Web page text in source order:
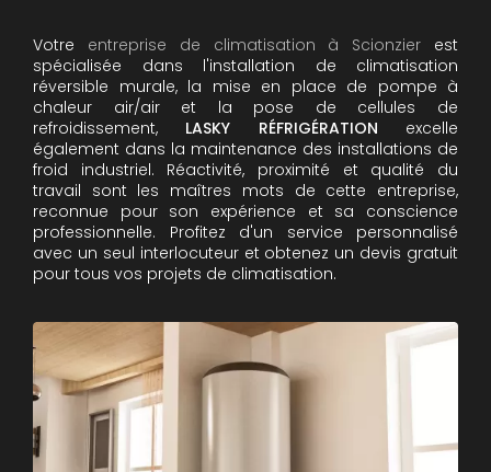
Votre entreprise de climatisation à Scionzier est
spécialisée dans l'installation de climatisation
réversible murale, la mise en place de pompe à
chaleur air/air et la pose de cellules de
refroidissement, LASKY RÉFRIGÉRATION excelle
également dans la maintenance des installations de
froid industriel. Réactivité, proximité et qualité du
travail sont les maîtres mots de cette entreprise,
reconnue pour son expérience et sa conscience
professionnelle. Profitez d'un service personnalisé
avec un seul interlocuteur et obtenez un devis gratuit
pour tous vos projets de climatisation.